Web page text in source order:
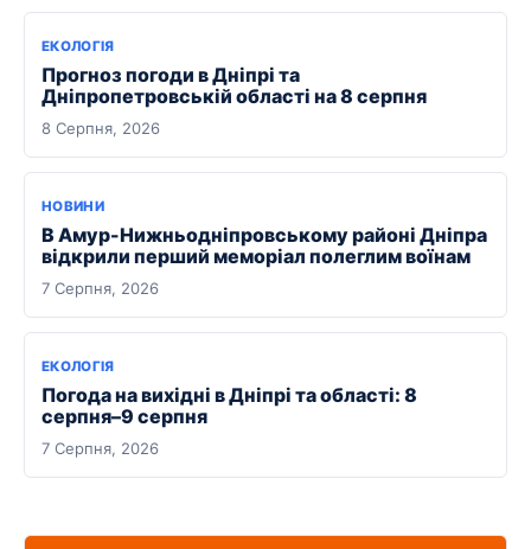
ЕКОЛОГІЯ
Прогноз погоди в Дніпрі та
Дніпропетровській області на 8 серпня
8 Серпня, 2026
НОВИНИ
В Амур-Нижньодніпровському районі Дніпра
відкрили перший меморіал полеглим воїнам
7 Серпня, 2026
ЕКОЛОГІЯ
Погода на вихідні в Дніпрі та області: 8
серпня–9 серпня
7 Серпня, 2026